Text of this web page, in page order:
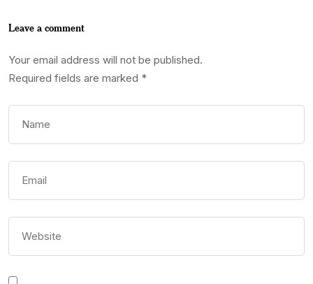
Leave a comment
Your email address will not be published.
Required fields are marked *